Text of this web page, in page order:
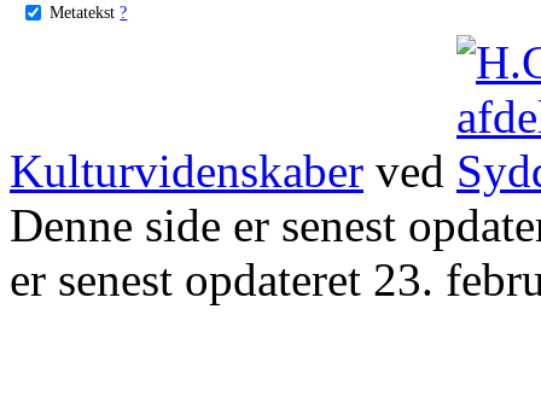
Metatekst ?
Kulturvidenskaber ved
Denne side er senest
er senest opdateret 23.